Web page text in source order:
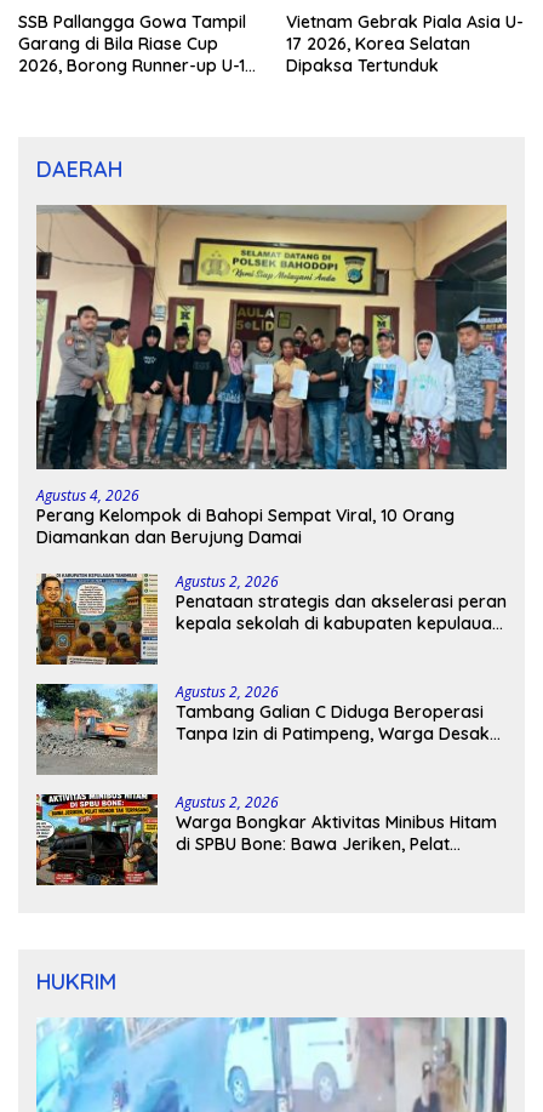
SSB Pallangga Gowa Tampil
Garang di Bila Riase Cup
2026, Borong Runner-up U-10
Vietnam Gebrak Piala Asia U-
17 2026, Korea Selatan
Dipaksa Tertunduk
DAERAH
Agustus 4, 2026
Perang Kelompok di Bahopi Sempat Viral, 10 Orang
Diamankan dan Berujung Damai
Agustus 2, 2026
Penataan strategis dan akselerasi peran
kepala sekolah di kabupaten kepulauan
Agustus 2, 2026
Tambang Galian C Diduga Beroperasi
Tanpa Izin di Patimpeng, Warga Desak
Agustus 2, 2026
Warga Bongkar Aktivitas Minibus Hitam
di SPBU Bone: Bawa Jeriken, Pelat
HUKRIM